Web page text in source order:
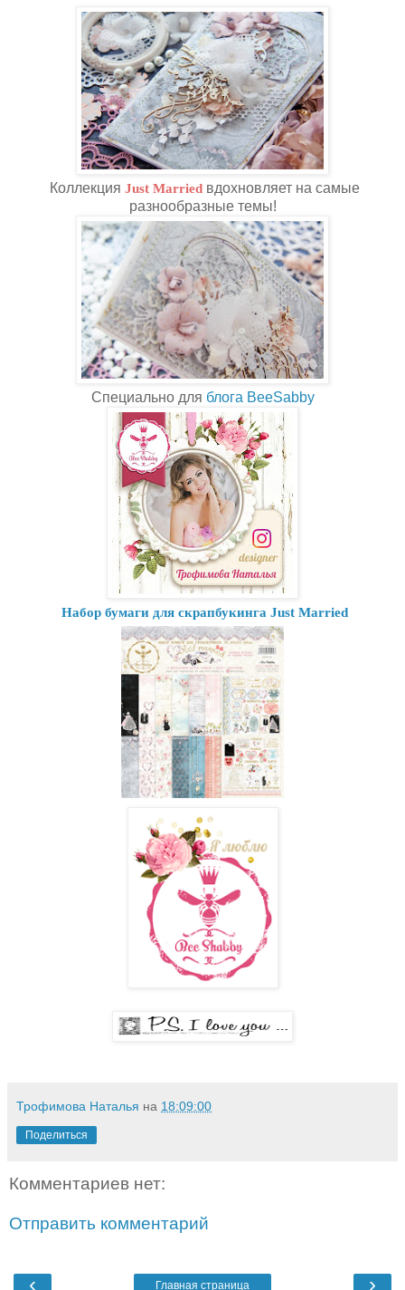
Коллекция Just Married вдохновляет на самые
разнообразные темы!
Специально для блога BeeSabby
Набор бумаги для скрапбукинга Just Married
Трофимова Наталья на 18:09:00
Поделиться
Комментариев нет:
Отправить комментарий
‹ ›
Главная страница